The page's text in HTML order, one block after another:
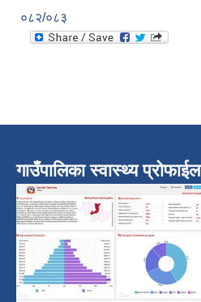
०८२/०८३
गाउँपालिका स्वास्थ्य प्रोफाईल